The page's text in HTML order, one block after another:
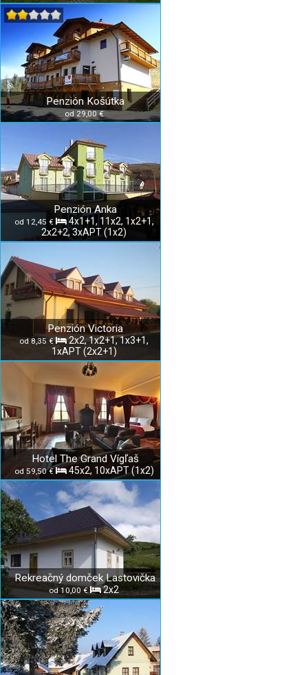
Penzión Košútka
od 29,00 €
Penzión Anka
od 12,45 €
4x1+1, 11x2, 1x2+1,
2x2+2, 3xAPT (1x2)
Penzión Victoria
od 8,35 €
2x2, 1x2+1, 1x3+1,
1xAPT (2x2+1)
Hotel The Grand Vígľaš
od 59,50 € 45x2, 10xAPT (1x2)
Rekreačný domček Lastovička
od 10,00 € 2x2